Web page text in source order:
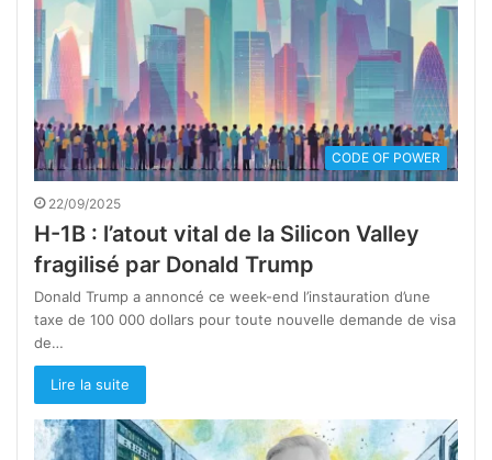
CODE OF POWER
22/09/2025
H-1B : l’atout vital de la Silicon Valley
fragilisé par Donald Trump
Donald Trump a annoncé ce week-end l’instauration d’une
taxe de 100 000 dollars pour toute nouvelle demande de visa
de…
Lire la suite